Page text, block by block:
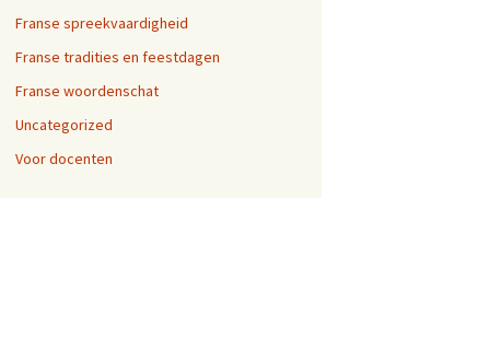
Franse spreekvaardigheid
Franse tradities en feestdagen
Franse woordenschat
Uncategorized
Voor docenten